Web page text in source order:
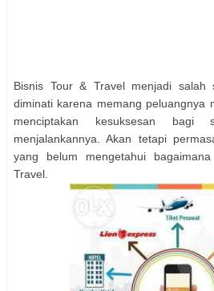
Bisnis Tour & Travel menjadi salah
diminati karena memang peluangnya
menciptakan kesuksesan bagi
menjalankannya. Akan tetapi
yang belum mengetahui
Travel.